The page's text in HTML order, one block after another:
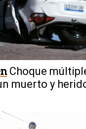
Choque
muerto y